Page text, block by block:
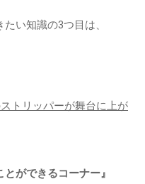
い知識の3つ目は、
トリッパーが舞台に上が
ができるコーナー』